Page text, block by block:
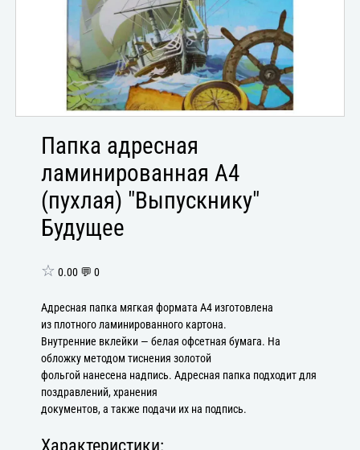
Папка адресная
ламинированная А4
(пухлая) "Выпускнику"
Будущее
☆ 0.00 💬 0
Адресная папка мягкая формата А4 изготовлена
из плотного ламинированного картона.
Внутренние вклейки — белая офсетная бумага. На
обложку методом тиснения золотой
фольгой нанесена надпись. Адресная папка подходит для
поздравлений, хранения
документов, а также подачи их на подпись.
Характеристики: